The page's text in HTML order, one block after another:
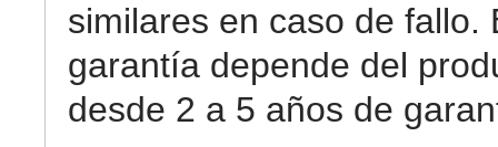
similares en caso de fallo.
garantía depende del
desde 2 a 5 años de